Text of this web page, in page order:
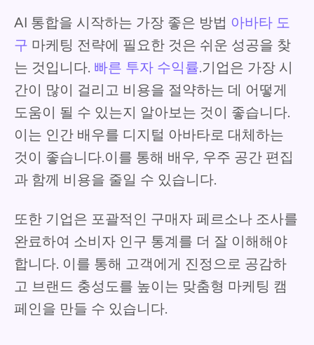
AI 통합을 시작하는 가장 좋은 방법 아바타 도
구 마케팅 전략에 필요한 것은 쉬운 성공을 찾
는 것입니다. 빠른 투자 수익률.기업은 가장 시
간이 많이 걸리고 비용을 절약하는 데 어떻게
도움이 될 수 있는지 알아보는 것이 좋습니다.
이는 인간 배우를 디지털 아바타로 대체하는
것이 좋습니다.이를 통해 배우, 우주 공간 편집
과 함께 비용을 줄일 수 있습니다.
또한 기업은 포괄적인 구매자 페르소나 조사를
완료하여 소비자 인구 통계를 더 잘 이해해야
합니다. 이를 통해 고객에게 진정으로 공감하
고 브랜드 충성도를 높이는 맞춤형 마케팅 캠
페인을 만들 수 있습니다.